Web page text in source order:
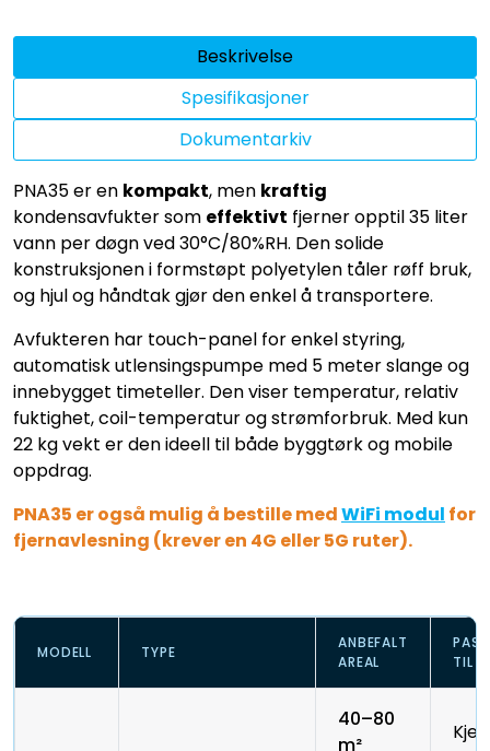
Beskrivelse
Spesifikasjoner
Dokumentarkiv
PNA35 er en kompakt, men kraftig
kondensavfukter som effektivt fjerner opptil 35 liter
vann per døgn ved 30°C/80%RH. Den solide
konstruksjonen i formstøpt polyetylen tåler røff bruk,
og hjul og håndtak gjør den enkel å transportere.
Avfukteren har touch-panel for enkel styring,
automatisk utlensingspumpe med 5 meter slange og
innebygget timeteller. Den viser temperatur, relativ
fuktighet, coil-temperatur og strømforbruk. Med kun
22 kg vekt er den ideell til både byggtørk og mobile
oppdrag.
PNA35 er også mulig å bestille medWiFi modul for
fjernavlesning (krever en 4G eller 5G ruter).
MODELL TYPE
ANBEFALT
AREAL
TIL
40–80
m²